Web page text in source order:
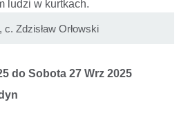
c. Zdzisław Orłowski
doSobota 27 Wrz 2025